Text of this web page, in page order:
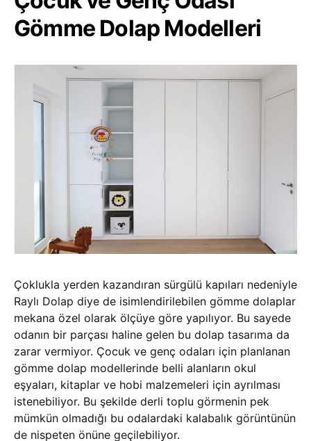
Gömme Dolap Modelleri
Çoklukla yerden kazandıran sürgülü kapıları nedeniyle
Raylı Dolap diye de isimlendirilebilen gömme dolaplar
mekana özel olarak ölçüye göre yapılıyor. Bu sayede
odanın bir parçası haline gelen bu dolap tasarıma da
zarar vermiyor. Çocuk ve genç odaları için planlanan
gömme dolap modellerinde belli alanların okul
eşyaları, kitaplar ve hobi malzemeleri için ayrılması
istenebiliyor. Bu şekilde derli toplu görmenin pek
mümkün olmadığı bu odalardaki kalabalık görüntünün
de nispeten önüne geçilebiliyor.